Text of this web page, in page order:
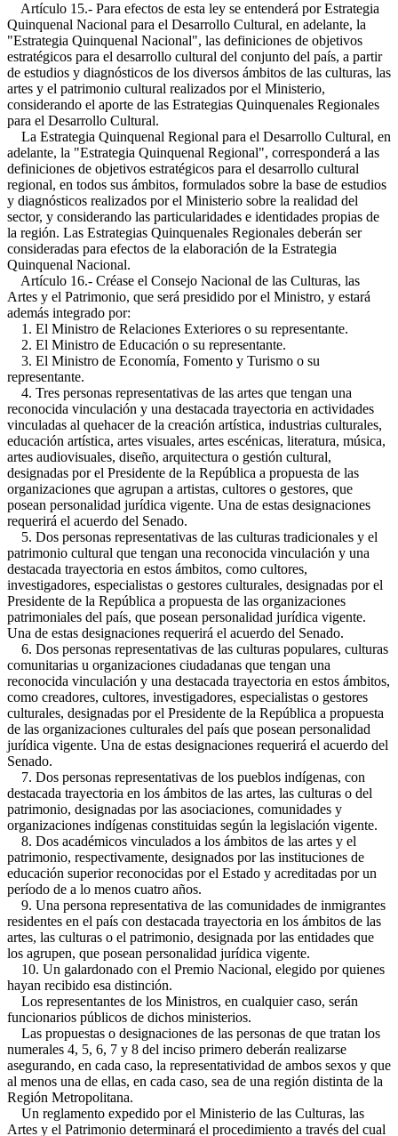
Artículo 15.- Para efectos de esta ley se entenderá por Estrategia
Quinquenal Nacional para el Desarrollo Cultural, en adelante, la
"Estrategia Quinquenal Nacional", las definiciones de objetivos
estratégicos para el desarrollo cultural del conjunto del país, a partir
de estudios y diagnósticos de los diversos ámbitos de las culturas, las
artes y el patrimonio cultural realizados por el Ministerio,
considerando el aporte de las Estrategias Quinquenales Regionales
para el Desarrollo Cultural.
La Estrategia Quinquenal Regional para el Desarrollo Cultural, en
adelante, la "Estrategia Quinquenal Regional", corresponderá a las
definiciones de objetivos estratégicos para el desarrollo cultural
regional, en todos sus ámbitos, formulados sobre la base de estudios
y diagnósticos realizados por el Ministerio sobre la realidad del
sector, y considerando las particularidades e identidades propias de
la región. Las Estrategias Quinquenales Regionales deberán ser
consideradas para efectos de la elaboración de la Estrategia
Quinquenal Nacional.
Artículo 16.- Créase el Consejo Nacional de las Culturas, las
Artes y el Patrimonio, que será presidido por el Ministro, y estará
además integrado por:
1. El Ministro de Relaciones Exteriores o su representante.
2. El Ministro de Educación o su representante.
3. El Ministro de Economía, Fomento y Turismo o su
representante.
4. Tres personas representativas de las artes que tengan una
reconocida vinculación y una destacada trayectoria en actividades
vinculadas al quehacer de la creación artística, industrias culturales,
educación artística, artes visuales, artes escénicas, literatura, música,
artes audiovisuales, diseño, arquitectura o gestión cultural,
designadas por el Presidente de la República a propuesta de las
organizaciones que agrupan a artistas, cultores o gestores, que
posean personalidad jurídica vigente. Una de estas designaciones
requerirá el acuerdo del Senado.
5. Dos personas representativas de las culturas tradicionales y el
patrimonio cultural que tengan una reconocida vinculación y una
destacada trayectoria en estos ámbitos, como cultores,
investigadores, especialistas o gestores culturales, designadas por el
Presidente de la República a propuesta de las organizaciones
patrimoniales del país, que posean personalidad jurídica vigente.
Una de estas designaciones requerirá el acuerdo del Senado.
6. Dos personas representativas de las culturas populares, culturas
comunitarias u organizaciones ciudadanas que tengan una
reconocida vinculación y una destacada trayectoria en estos ámbitos,
como creadores, cultores, investigadores, especialistas o gestores
culturales, designadas por el Presidente de la República a propuesta
de las organizaciones culturales del país que posean personalidad
jurídica vigente. Una de estas designaciones requerirá el acuerdo del
Senado.
7. Dos personas representativas de los pueblos indígenas, con
destacada trayectoria en los ámbitos de las artes, las culturas o del
patrimonio, designadas por las asociaciones, comunidades y
organizaciones indígenas constituidas según la legislación vigente.
8. Dos académicos vinculados a los ámbitos de las artes y el
patrimonio, respectivamente, designados por las instituciones de
educación superior reconocidas por el Estado y acreditadas por un
período de a lo menos cuatro años.
9. Una persona representativa de las comunidades de inmigrantes
residentes en el país con destacada trayectoria en los ámbitos de las
artes, las culturas o el patrimonio, designada por las entidades que
los agrupen, que posean personalidad jurídica vigente.
10. Un galardonado con el Premio Nacional, elegido por quienes
hayan recibido esa distinción.
Los representantes de los Ministros, en cualquier caso, serán
funcionarios públicos de dichos ministerios.
Las propuestas o designaciones de las personas de que tratan los
numerales 4, 5, 6, 7 y 8 del inciso primero deberán realizarse
asegurando, en cada caso, la representatividad de ambos sexos y que
al menos una de ellas, en cada caso, sea de una región distinta de la
Región Metropolitana.
Un reglamento expedido por el Ministerio de las Culturas, las
Artes y el Patrimonio determinará el procedimiento a través del cual